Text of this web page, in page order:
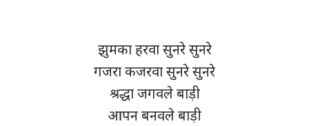
झुमका हरवा सुनरे सुनरे
गजरा कजरवा सुनरे सुनरे
श्रद्धा जगवले बाड़ी
आपन बनवले बाड़ी